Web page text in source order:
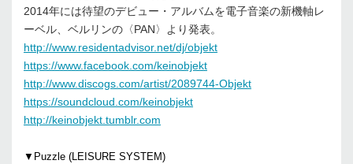
2014年には待望のデビュー・アルバムを電子音楽の新機軸レ
ーベル、ベルリンの〈PAN〉より発表。
http://www.residentadvisor.net/dj/objekt
https://www.facebook.com/keinobjekt
http://www.discogs.com/artist/2089744-Objekt
https://soundcloud.com/keinobjekt
http://keinobjekt.tumblr.com
▼Puzzle (LEISURE SYSTEM)